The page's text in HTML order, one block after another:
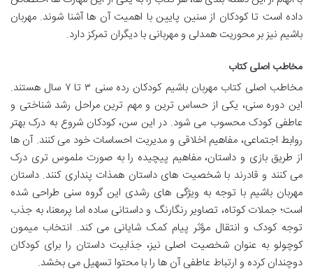
داده است تا کودکان از سنین پایین با اهمیت آن ها آشنا شوند. مهربان
باشیم نیز بر محوریت همدلی و مهربانی با دیگران تمرکز دارد.
مخاطب اصلی کتاب
مخاطب اصلی کتاب مهربان باشیم کودکان رده سنی ۳ تا ۷ سال هستند.
این دوره سنی، یکی از حساس ترین و مهم ترین مراحل رشد شناختی و
عاطفی کودک محسوب می شود. در این سن، کودکان شروع به درک بهتر
روابط اجتماعی، مفاهیم اخلاقی و مدیریت احساسات خود می کنند. آن ها
از طریق بازی و داستان، مفاهیم پیچیده را به صورت ملموس تری درک
می کنند و قادرند با شخصیت های داستان همذات پنداری کنند. داستان
مهربان باشیم با توجه به ویژگی های رشدی این گروه سنی طراحی شده
است؛ جملات کوتاه، تصاویر رنگارنگ و داستانی ساده اما پرمعنا، به جذب
توجه کودک و انتقال مؤثر پیام کمک شایانی می کند. انتخاب میمون
کوچولو به عنوان شخصیت اصلی نیز، جذابیت داستان را برای کودکان
دوچندان کرده و ارتباط عاطفی آن ها را با محتوا تسهیل می بخشد.